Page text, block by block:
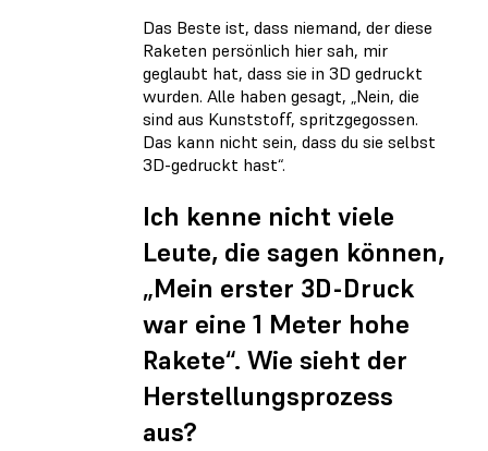
Das Beste ist, dass niemand, der diese
Raketen persönlich hier sah, mir
geglaubt hat, dass sie in 3D gedruckt
wurden. Alle haben gesagt, „Nein, die
sind aus Kunststoff, spritzgegossen.
Das kann nicht sein, dass du sie selbst
3D-gedruckt hast“.
Ich kenne nicht viele
Leute, die sagen können,
„Mein erster 3D-Druck
war eine 1 Meter hohe
Rakete“. Wie sieht der
Herstellungsprozess
aus?